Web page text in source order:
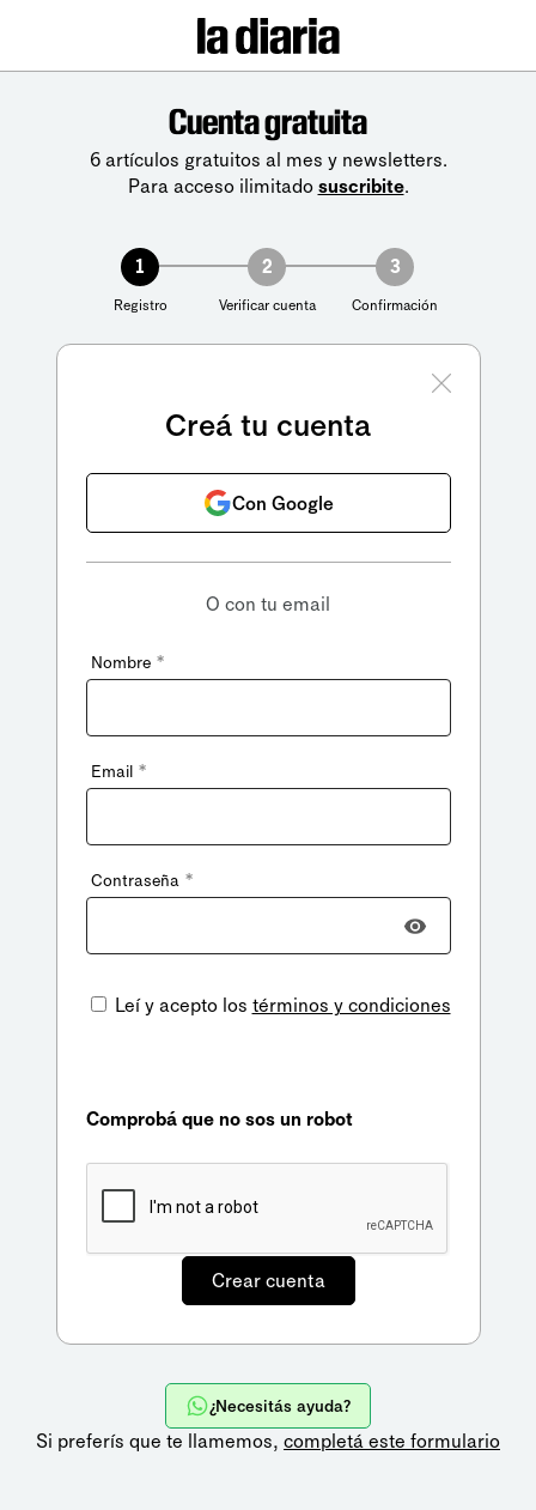
Cuenta gratuita
6 artículos gratuitos al mes y newsletters.
Para acceso ilimitado suscribite.
1
Registro
2
Verificar cuenta
3
Confirmación
Creá tu cuenta
Con Google
O con tu email
Nombre *
Email *
Contraseña *
Leí y acepto los términos y condiciones
Comprobá que no sos un robot
¿Necesitás ayuda?
Si preferís que te llamemos, completá este formulario